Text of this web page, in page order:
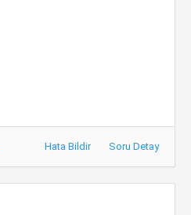
Hata Bildir Soru Detay